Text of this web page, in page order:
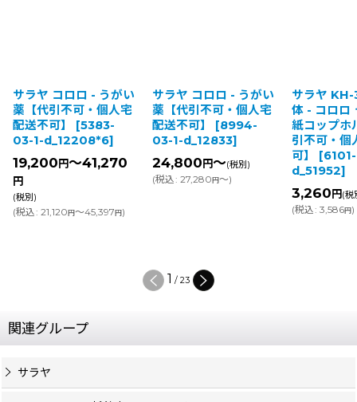
サラヤ コロロ - うがい
薬【代引不可・個人宅
配送不可】
[5383-
03-1-d_12208*6]
19,200円～41,270
円
(税別)
(税込: 21,120円～45,397円)
サラヤ コロロ - うがい
薬【代引不可・個人宅
配送不可】
[8994-
03-1-d_12833]
24,800円～(税別)
(税込: 27,280円～)
サラヤ
体 - コロロ
紙コップホ
引不可・個
可】
[
d_51952]
3,260円 (税
(税込: 3,586円)
1 / 23
関連グループ
サラヤ